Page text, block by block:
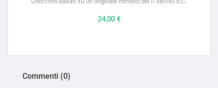
Prezzo
24,00 €
Commenti (0)